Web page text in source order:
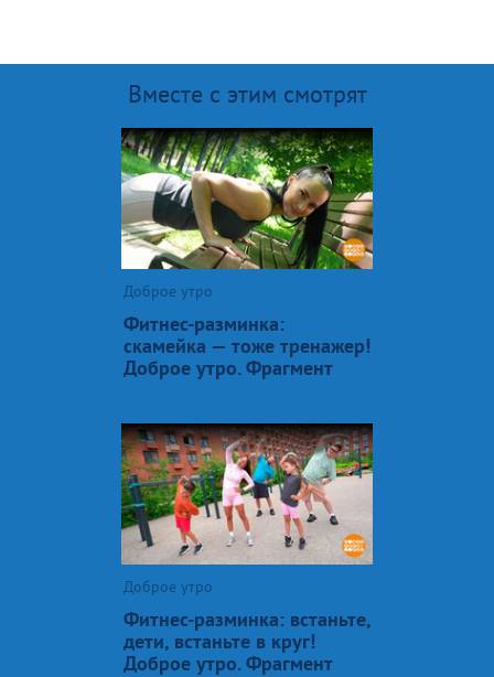
Вместе с этим смотрят
Доброе утро
Фитнес-разминка:
скамейка — тоже тренажер!
Доброе утро. Фрагмент
Доброе утро
Фитнес-разминка: встаньте,
дети, встаньте в круг!
Доброе утро. Фрагмент